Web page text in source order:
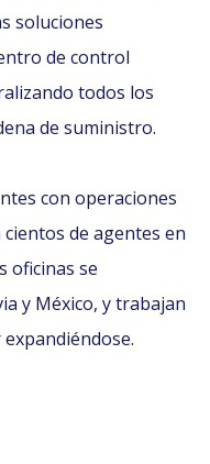
soluciones
de control
todos los
de suministro.
con operaciones
de agentes en
oficinas se
y México, y trabajan